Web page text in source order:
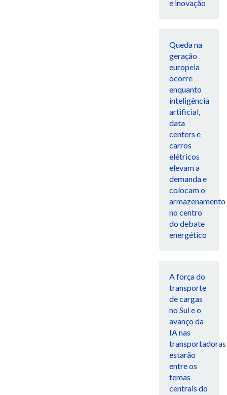
e inovação
Queda na
geração
europeia
ocorre
enquanto
inteligência
artificial,
data
centers e
carros
elétricos
elevam a
demanda e
colocam o
armazenamento
no centro
do debate
energético
A força do
transporte
de cargas
no Sul e o
avanço da
IA nas
transportadoras
estarão
entre os
temas
centrais do